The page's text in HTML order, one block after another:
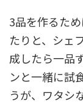
3品を作るた
たりと、シェ
成したら一品
ンと一緒に試
うが、ワタシ